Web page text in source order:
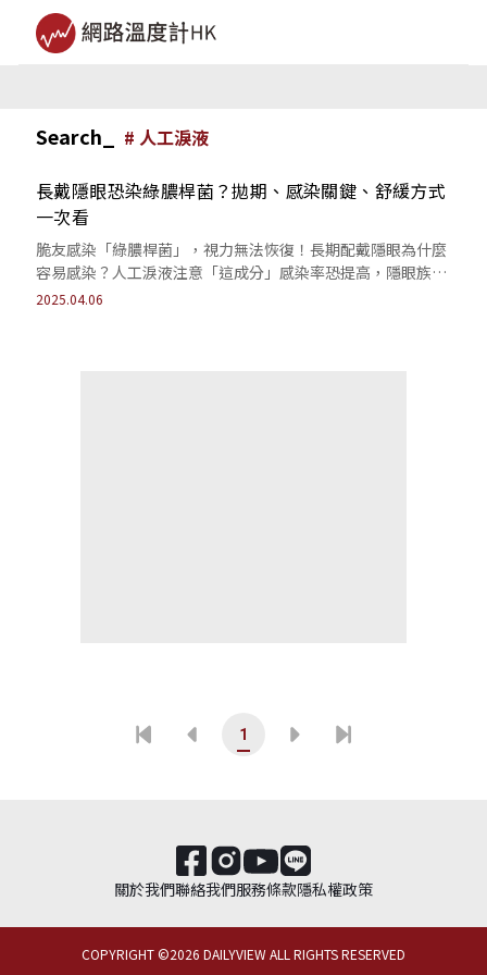
Search_ # 人工淚液
長戴隱眼恐染綠膿桿菌？拋期、感染關鍵、舒緩方式
一次看
脆友感染「綠膿桿菌」，視力無法恢復！長期配戴隱眼為什麼
容易感染？人工淚液注意「這成分」感染率恐提高，隱眼族必
讀防護指南。
2025.04.06
1
關於我們聯絡我們服務條款隱私權政策
COPYRIGHT ©2026 DAILYVIEW ALL RIGHTS RESERVED